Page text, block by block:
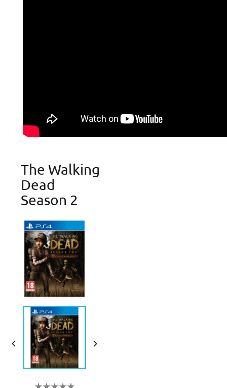
The Walking
Dead
Season 2
 